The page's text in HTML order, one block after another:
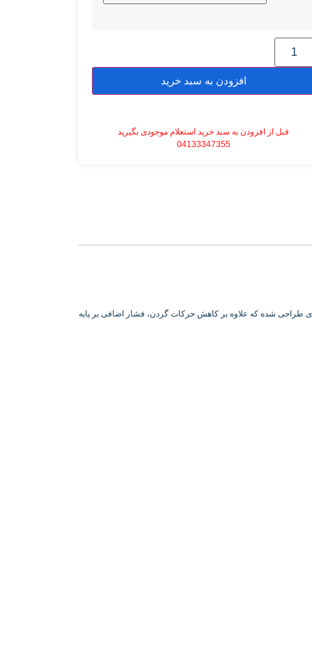
افزودن به سبد خرید
قبل از افزودن به سبد خرید استعلام موجودی بگیرید
04133347355
طراحی شده که علاوه بر کاهش حرکات گردن، فشار اضافی بر پایه